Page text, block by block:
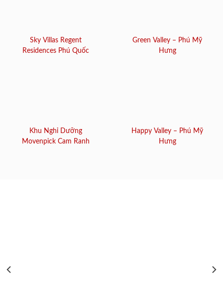
Sky Villas Regent
Residences Phú Quốc
Green Valley – Phú Mỹ
Hưng
Khu Nghỉ Dưỡng
Movenpick Cam Ranh
Happy Valley – Phú Mỹ
Hưng